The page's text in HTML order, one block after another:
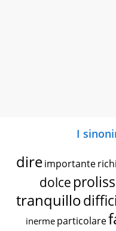
I
dire importante
dolce
tranquillo
inerme particolare